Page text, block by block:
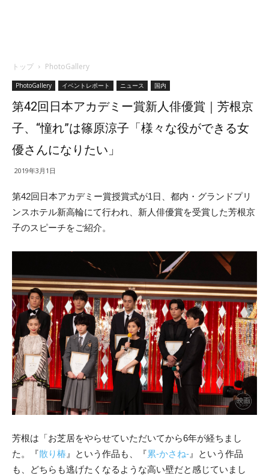
トップ PhotoGallery
PhotoGallery イベントレポート ニュース 国内
第42回日本アカデミー賞新人俳優賞｜芳根京
子、“憧れ”は篠原涼子「様々な役ができる女
優さんになりたい」
2019年3月1日
第42回日本アカデミー賞授賞式が1日、都内・グランドプリ
ンスホテル新高輪にて行われ、新人俳優賞を受賞した芳根京
子のスピーチをご紹介。
芳根は「お芝居をやらせていただいてから6年が経ちまし
た。『散り椿 』という作品も、『累-かさね- 』という作品
も、どちらも逃げたくなるような高い壁だと感じていまし